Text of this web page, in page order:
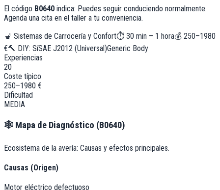
El código B0640 indica: Puedes seguir conduciendo normalmente.
Agenda una cita en el taller a tu conveniencia.
💺 Sistemas de Carrocería y Confort⏱ 30 min – 1 hora💰 250–1980
€🔨 DIY: SíSAE J2012 (Universal)Generic Body
Experiencias
20
Coste típico
250–1980 €
Dificultad
MEDIA
🕸️ Mapa de Diagnóstico (B0640)
Ecosistema de la avería: Causas y efectos principales.
Causas (Origen)
Motor eléctrico defectuoso